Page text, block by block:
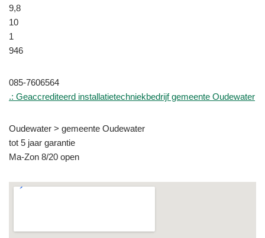
9,8
10
1
946
085-7606564
.: Geaccrediteerd installatietechniekbedrijf gemeente Oudewater
Oudewater > gemeente Oudewater
tot 5 jaar garantie
Ma-Zon 8/20 open